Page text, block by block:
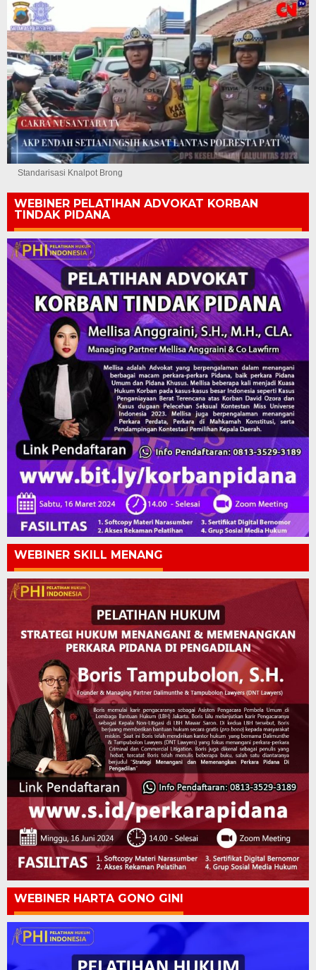
Standarisasi Knalpot Brong
WEBINER PELATIHAN ADVOKAT KORBAN
TINDAK PIDANA
WEBINER SKILL MENANG
WEBINER HARTA GONO GINI